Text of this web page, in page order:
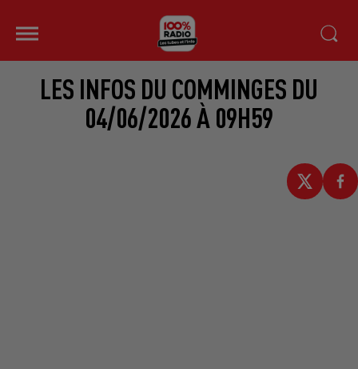
LES INFOS DU COMMINGES DU
04/06/2026 À 09H59